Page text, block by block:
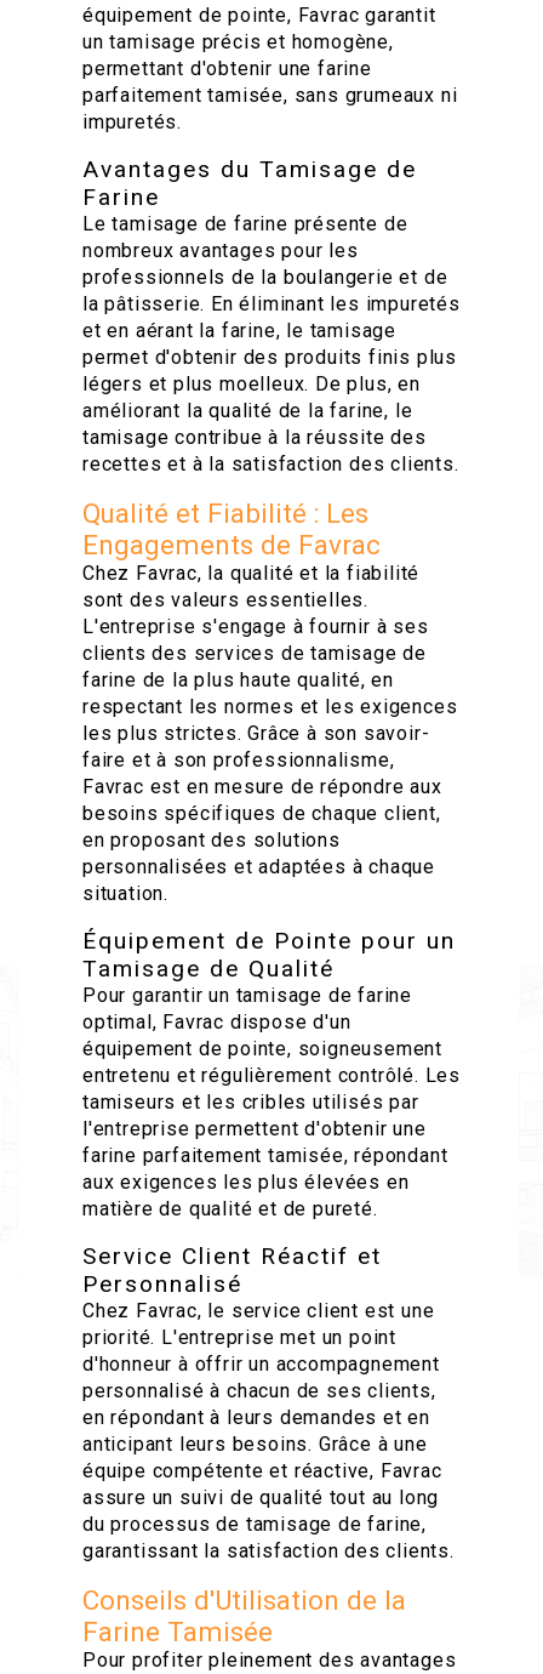
équipement de pointe, Favrac garantit
un tamisage précis et homogène,
permettant d'obtenir une farine
parfaitement tamisée, sans grumeaux ni
impuretés.
Avantages du Tamisage de
Farine
Le tamisage de farine présente de
nombreux avantages pour les
professionnels de la boulangerie et de
la pâtisserie. En éliminant les impuretés
et en aérant la farine, le tamisage
permet d'obtenir des produits finis plus
légers et plus moelleux. De plus, en
améliorant la qualité de la farine, le
tamisage contribue à la réussite des
recettes et à la satisfaction des clients.
Qualité et Fiabilité : Les
Engagements de Favrac
Chez Favrac, la qualité et la fiabilité
sont des valeurs essentielles.
L'entreprise s'engage à fournir à ses
clients des services de tamisage de
farine de la plus haute qualité, en
respectant les normes et les exigences
les plus strictes. Grâce à son savoir-
faire et à son professionnalisme,
Favrac est en mesure de répondre aux
besoins spécifiques de chaque client,
en proposant des solutions
personnalisées et adaptées à chaque
situation.
Équipement de Pointe pour un
Tamisage de Qualité
Pour garantir un tamisage de farine
optimal, Favrac dispose d'un
équipement de pointe, soigneusement
entretenu et régulièrement contrôlé. Les
tamiseurs et les cribles utilisés par
l'entreprise permettent d'obtenir une
farine parfaitement tamisée, répondant
aux exigences les plus élevées en
matière de qualité et de pureté.
Service Client Réactif et
Personnalisé
Chez Favrac, le service client est une
priorité. L'entreprise met un point
d'honneur à offrir un accompagnement
personnalisé à chacun de ses clients,
en répondant à leurs demandes et en
anticipant leurs besoins. Grâce à une
équipe compétente et réactive, Favrac
assure un suivi de qualité tout au long
du processus de tamisage de farine,
garantissant la satisfaction des clients.
Conseils d'Utilisation de la
Farine Tamisée
Pour profiter pleinement des avantages